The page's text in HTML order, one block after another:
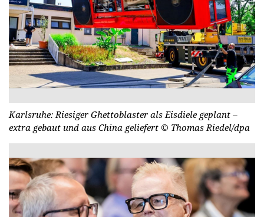
Karlsruhe: Riesiger Ghettoblaster als Eisdiele geplant –
extra gebaut und aus China geliefert © Thomas Riedel/dpa